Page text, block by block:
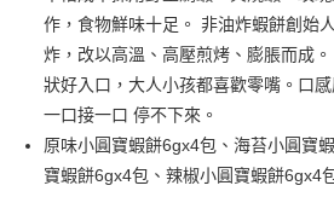
全家取貨付款3000
每筆NT$70，滿NT$3,000(含以上)免運費
7-11取貨付款3000
每筆NT$70，滿NT$3,000(含以上)免運費
作，食物鮮味十足。 非油炸蝦餅創始
炸，改以高溫、高壓煎烤、膨脹而成
狀好入口，大人小孩都喜歡零嘴。口
一口接一口 停不下來。
原味小圓寶蝦餅6gx4包、海苔小圓寶
寶蝦餅6gx4包、辣椒小圓寶蝦餅6gx4